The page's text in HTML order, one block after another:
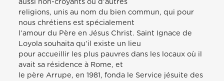
aussi non-croyants ou d’autres
religions, unis au nom du bien commun, qui pour
nous chrétiens est spécialement
l’amour du Père en Jésus Christ. Saint Ignace de
Loyola souhaita qu’il existe un lieu
pour accueillir les plus pauvres dans les locaux où il
avait sa résidence à Rome, et
le père Arrupe, en 1981, fonda le Service jésuite des